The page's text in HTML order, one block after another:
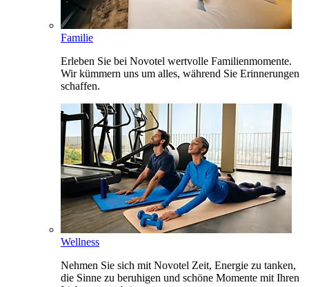
Familie
Erleben Sie bei Novotel wertvolle Familienmomente.
Wir kümmern uns um alles, während Sie Erinnerungen
schaffen.
Wellness
Nehmen Sie sich mit Novotel Zeit, Energie zu tanken,
die Sinne zu beruhigen und schöne Momente mit Ihren